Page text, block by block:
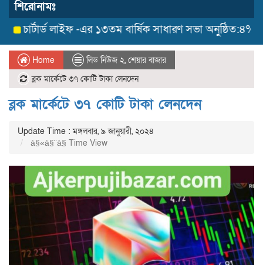
শিরোনামঃ
চার্টার্ড লাইফ -এর ১৩তম বার্ষিক সাধারণ সভা অনুষ্ঠিত:৪%
Home লিড নিউজ ২, শেয়ার বাজার
ব্লক মার্কেটে ৩৭ কোটি টাকা লেনদেন
ব্লক মার্কেটে ৩৭ কোটি টাকা লেনদেন
Update Time : মঙ্গলবার, ৯ জানুয়ারী, ২০২৪
à§«à§¨à§­ Time View